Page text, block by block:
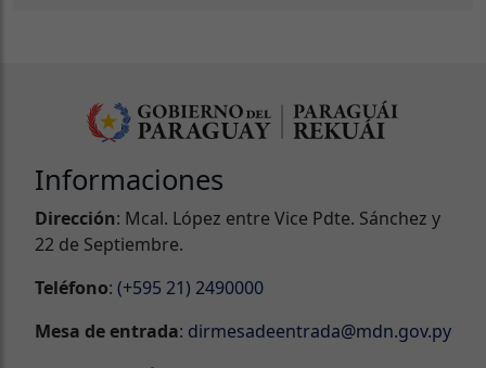
Informaciones
Dirección: Mcal. López entre Vice Pdte. Sánchez y
22 de Septiembre.
Teléfono: (+595 21) 2490000
Mesa de entrada: dirmesadeentrada@mdn.gov.py